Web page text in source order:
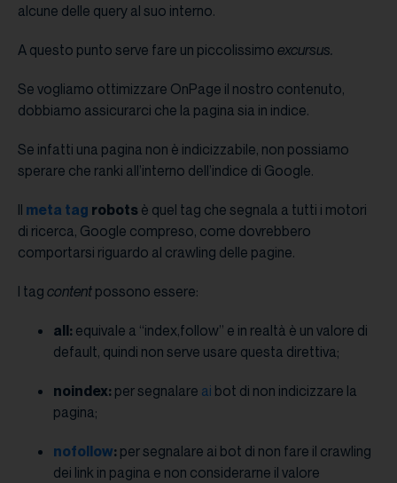
alcune delle query al suo interno.
A questo punto serve fare un piccolissimo excursus.
Se vogliamo ottimizzare OnPage il nostro contenuto,
dobbiamo assicurarci che la pagina sia in indice.
Se infatti una pagina non è indicizzabile, non possiamo
sperare che ranki all’interno dell’indice di Google.
Il meta tag robots è quel tag che segnala a tutti i motori
di ricerca, Google compreso, come dovrebbero
comportarsi riguardo al crawling delle pagine.
I tag content possono essere:
all: equivale a “index,follow” e in realtà è un valore di
default, quindi non serve usare questa direttiva;
noindex: per segnalare ai bot di non indicizzare la
pagina;
nofollow: per segnalare ai bot di non fare il crawling
dei link in pagina e non considerarne il valore